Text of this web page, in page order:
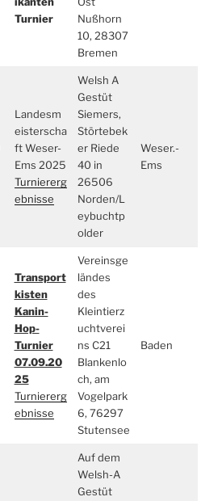
Turnier
Nußhorn
10, 28307
Bremen
Landesm
eisterscha
ft Weser-
Ems 2025
Turniererg
ebnisse
Welsh A
Gestüt
Siemers,
Störtebek
er Riede
40 in
26506
Norden/L
eybuchtp
older
Weser.-
Ems
Transport
kisten
Kanin-
Hop-
Turnier
07.09.20
25
Turniererg
ebnisse
Vereinsge
ländes
des
Kleintierz
uchtverei
ns C21
Blankenlo
ch, am
Vogelpark
6, 76297
Stutensee
Baden
Auf dem
Welsh-A
Gestüt